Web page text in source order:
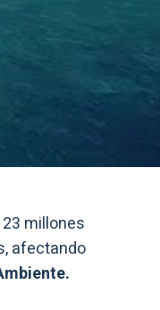
millones
afectando